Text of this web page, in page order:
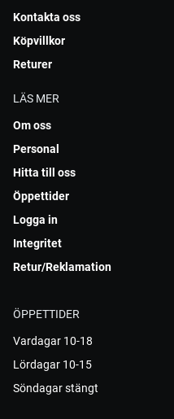
Kontakta oss
Köpvillkor
Returer
LÄS MER
Om oss
Personal
Hitta till oss
Öppettider
Logga in
Integritet
Retur/Reklamation
ÖPPETTIDER
Vardagar 10-18
Lördagar 10-15
Söndagar stängt